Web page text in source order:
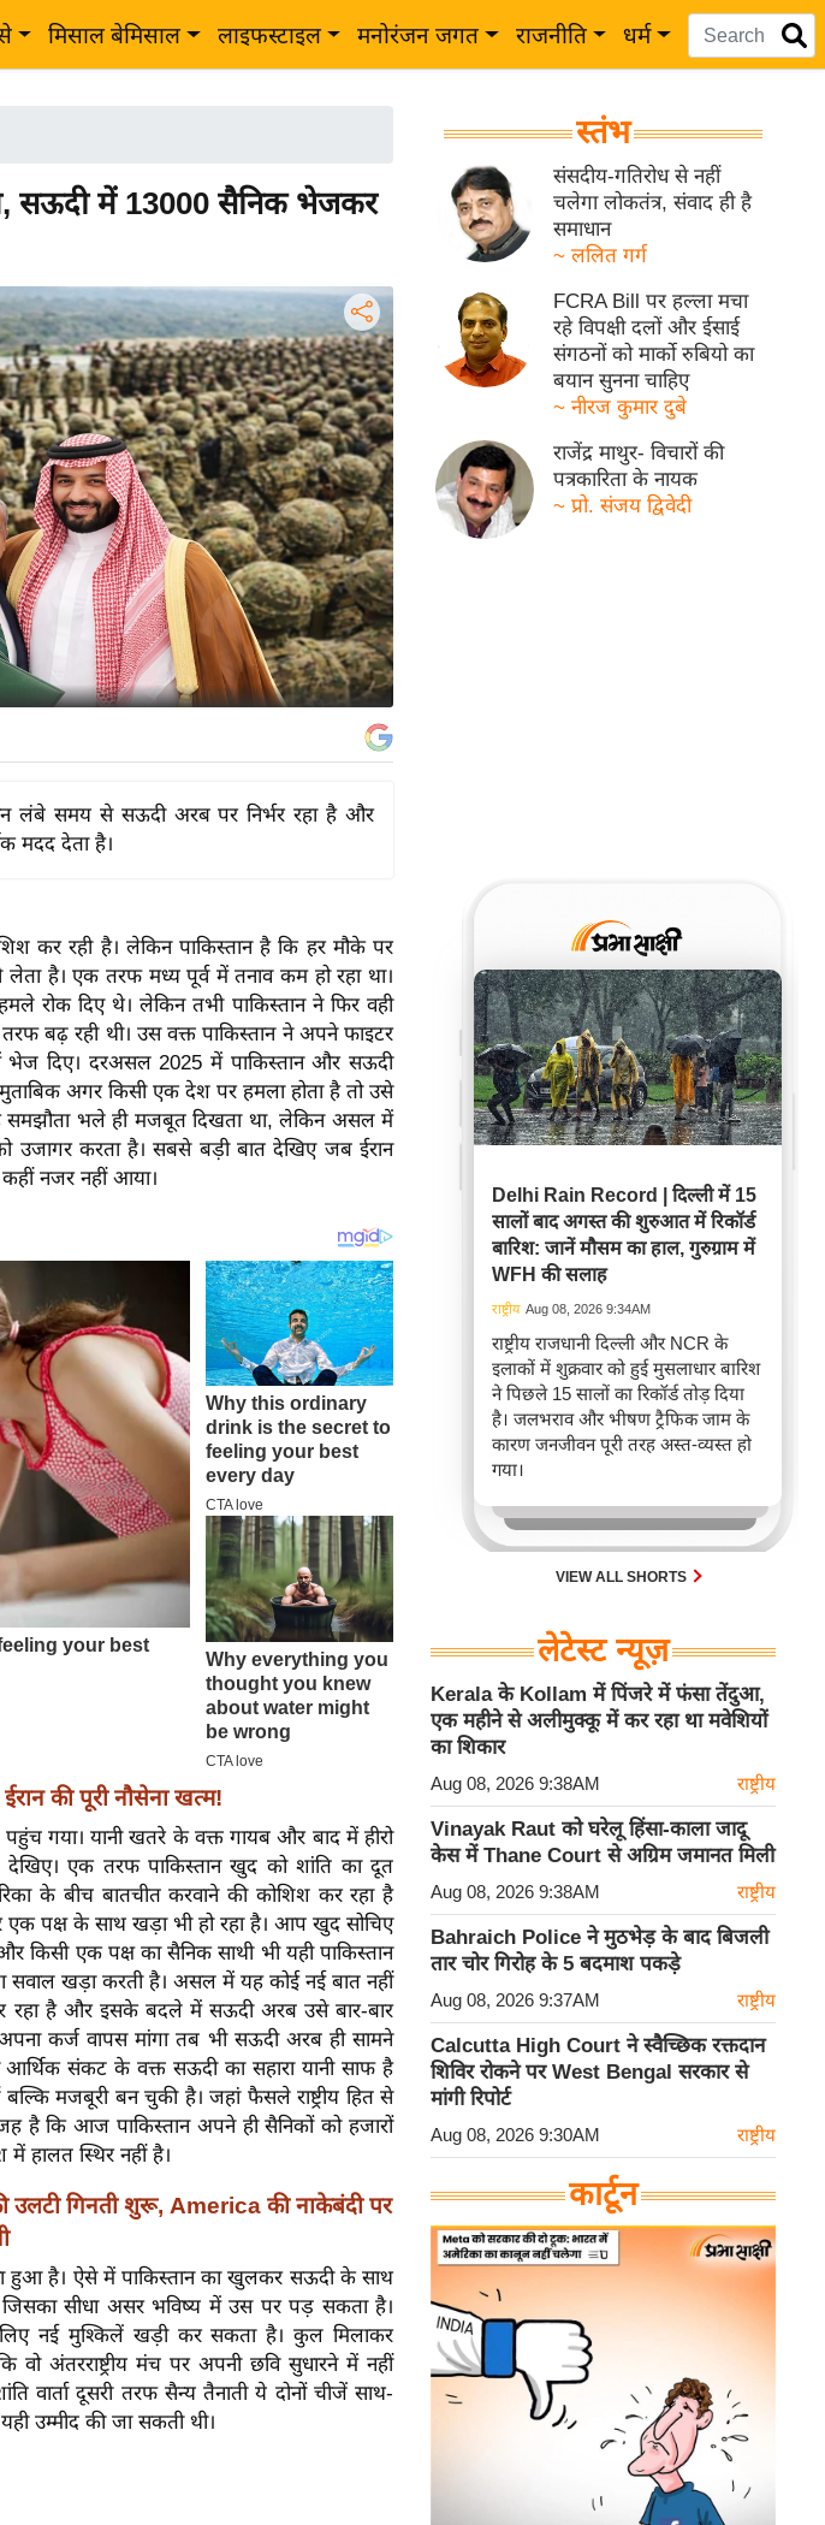
मिसाल बेमिसाल लाइफस्टाइल मनोरंजन जगत राजनीति धर्म
सऊदी में 13000 सैनिक भेजकर
लंबे समय से सऊदी अरब पर निर्भर रहा है और
मदद देता है।
कर रही है। लेकिन पाकिस्तान है कि हर मौके पर
लेता है। एक तरफ मध्य पूर्व में तनाव कम हो रहा था।
रोक दिए थे। लेकिन तभी पाकिस्तान ने फिर वही
बढ़ रही थी। उस वक्त पाकिस्तान ने अपने फाइटर
दिए। दरअसल 2025 में पाकिस्तान और सऊदी
अगर किसी एक देश पर हमला होता है तो उसे
समझौता भले ही मजबूत दिखता था, लेकिन असल में
उजागर करता है। सबसे बड़ी बात देखिए जब ईरान
नजर नहीं आया।
की पूरी नौसेना खत्म!
गया। यानी खतरे के वक्त गायब और बाद में हीरो
एक तरफ पाकिस्तान खुद को शांति का दूत
के बीच बातचीत करवाने की कोशिश कर रहा है
पक्ष के साथ खड़ा भी हो रहा है। आप खुद सोचिए
एक पक्ष का सैनिक साथी भी यही पाकिस्तान
सवाल खड़ा करती है। असल में यह कोई नई बात नहीं
रहा है और इसके बदले में सऊदी अरब उसे बार-बार
कर्ज वापस मांगा तब भी सऊदी अरब ही सामने
संकट के वक्त सऊदी का सहारा यानी साफ है
बल्कि मजबूरी बन चुकी है। जहां फैसले राष्ट्रीय हित से
है कि आज पाकिस्तान अपने ही सैनिकों को हजारों
हालत स्थिर नहीं है।
गिनती शुरू, America की नाकेबंदी पर
हुआ है। ऐसे में पाकिस्तान का खुलकर सऊदी के साथ
जिसका सीधा असर भविष्य में उस पर पड़ सकता है।
नई मुश्किलें खड़ी कर सकता है। कुल मिलाकर
वो अंतरराष्ट्रीय मंच पर अपनी छवि सुधारने में नहीं
वार्ता दूसरी तरफ सैन्य तैनाती ये दोनों चीजें साथ-
उम्मीद की जा सकती थी।
स्तंभ
संसदीय-गतिरोध से नहीं
चलेगा लोकतंत्र, संवाद ही है
समाधान
~ ललित गर्ग
FCRA Bill पर हल्ला मचा
रहे विपक्षी दलों और ईसाई
संगठनों को मार्को रुबियो का
बयान सुनना चाहिए
~ नीरज कुमार दुबे
राजेंद्र माथुर- विचारों की
पत्रकारिता के नायक
~ प्रो. संजय द्विवेदी
Delhi Rain Record | दिल्ली में 15
सालों बाद अगस्त की शुरुआत में रिकॉर्ड
बारिश: जानें मौसम का हाल, गुरुग्राम में
WFH की सलाह
राष्ट्रीय Aug 08, 2026 9:34AM
राष्ट्रीय राजधानी दिल्ली और NCR के
इलाकों में शुक्रवार को हुई मुसलाधार बारिश
ने पिछले 15 सालों का रिकॉर्ड तोड़ दिया
है। जलभराव और भीषण ट्रैफिक जाम के
कारण जनजीवन पूरी तरह अस्त-व्यस्त हो
गया।
VIEW ALL SHORTS
लेटेस्ट न्यूज़
Kerala के Kollam में पिंजरे में फंसा तेंदुआ,
एक महीने से अलीमुक्कू में कर रहा था मवेशियों
का शिकार
Aug 08, 2026 9:38AM राष्ट्रीय
Vinayak Raut को घरेलू हिंसा-काला जादू
केस में Thane Court से अग्रिम जमानत मिली
Aug 08, 2026 9:38AM राष्ट्रीय
Bahraich Police ने मुठभेड़ के बाद बिजली
तार चोर गिरोह के 5 बदमाश पकड़े
Aug 08, 2026 9:37AM राष्ट्रीय
Calcutta High Court ने स्वैच्छिक रक्तदान
शिविर रोकने पर West Bengal सरकार से
मांगी रिपोर्ट
Aug 08, 2026 9:30AM राष्ट्रीय
कार्टून